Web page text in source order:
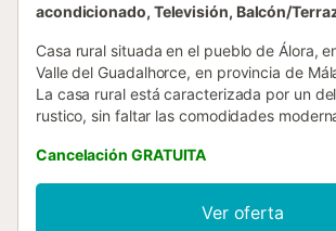
acondicionado, Televisión, Balcón/
Casa rural situada en el pueblo de Álora,
Valle del Guadalhorce, en provincia de
La casa rural está caracterizada por un
rustico, sin faltar las comodidades
una y una con tres camas individuales, dos
baño, uno con plato de ducha y el otro
amplio salón comedor con chimenea y una
americana totalmente equipada. Las
Cancelación GRATUITA
Ver oferta